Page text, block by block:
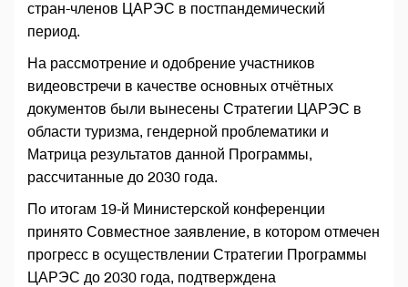
стран-членов ЦАРЭС в постпандемический
период.
На рассмотрение и одобрение участников
видеовстречи в качестве основных отчётных
документов были вынесены Стратегии ЦАРЭС в
области туризма, гендерной проблематики и
Матрица результатов данной Программы,
рассчитанные до 2030 года.
По итогам 19-й Министерской конференции
принято Совместное заявление, в котором отмечен
прогресс в осуществлении Стратегии Программы
ЦАРЭС до 2030 года, подтверждена